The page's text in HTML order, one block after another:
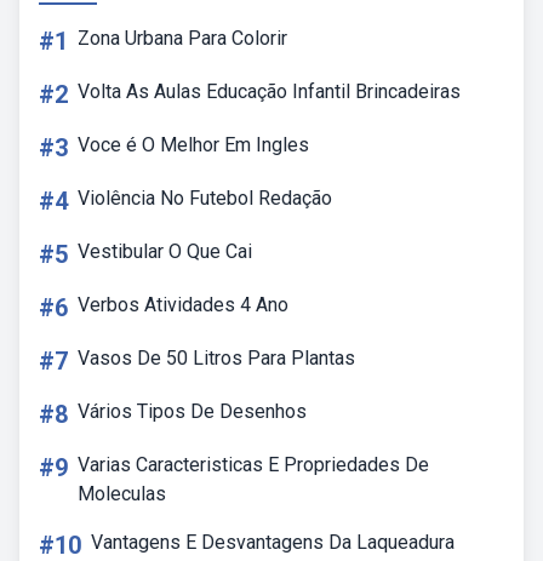
#1 Zona Urbana Para Colorir
#2 Volta As Aulas Educação Infantil Brincadeiras
#3 Voce é O Melhor Em Ingles
#4 Violência No Futebol Redação
#5 Vestibular O Que Cai
#6 Verbos Atividades 4 Ano
#7 Vasos De 50 Litros Para Plantas
#8 Vários Tipos De Desenhos
#9 Varias Caracteristicas E Propriedades De
Moleculas
#10 Vantagens E Desvantagens Da Laqueadura